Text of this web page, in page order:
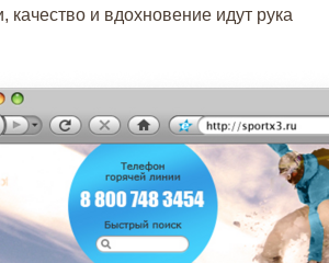
качество и вдохновение идут рука